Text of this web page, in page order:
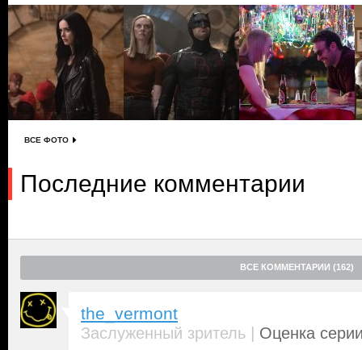
ВСЕ ФОТО
Последние комментарии
ВСЕ КОММЕНТАРИИ (162)
the_vermont
Заслуженный зритель | Оценка